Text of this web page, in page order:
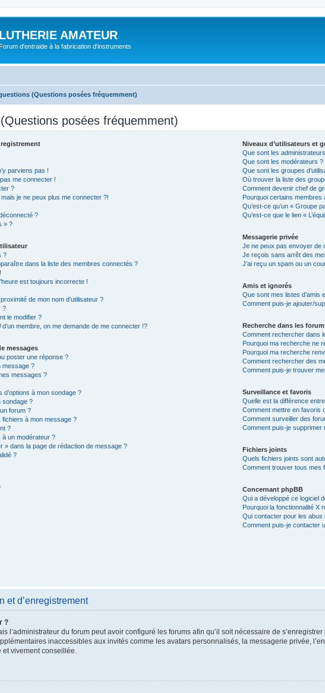
LUTHERIE AMATEUR
d'entraide à la fabrication d'instruments
(Questions posées fréquemment)
posées fréquemment)
parviens pas !
me connecter !
?
je ne peux plus me connecter ?!
?
» ?
?
dans la liste des membres connectés ?
est toujours incorrecte !
de mon nom d’utilisateur ?
?
le modifier ?
d’un membre, on me demande de me connecter !?
messages
poster une réponse ?
message ?
messages ?
d’options à mon sondage ?
sondage ?
forum ?
fichiers à mon message ?
?
un modérateur ?
» dans la page de rédaction de message ?
?
Niveaux d’utilisateurs et
Que sont les
Que sont les modérateurs ?
Que sont les groupes
Où trouver la liste des
Comment devenir chef de
Pourquoi certains
Qu’est-ce qu’un « Groupe
Qu’est-ce que le lien «
Messagerie privée
Je ne peux pas envoyer de
Je reçois sans arrêt des
J’ai reçu un spam ou un
Amis et ignorés
Que sont mes listes d’amis
Comment puis-je ajouter/
Recherche dans les
Comment rechercher dans
Pourquoi ma recherche ne
Pourquoi ma recherche
Comment rechercher des
Comment puis-je trouver
Surveillance et favoris
Quelle est la différence
Comment mettre en favoris
Comment surveiller des
Comment puis-je
Fichiers joints
Quels fichiers joints sont
Comment trouver tous mes
Concernant phpBB
Qui a développé ce logiciel
Pourquoi la fonctionnalité X
Qui contacter pour les
Comment puis-je contacter
et d’enregistrement
?
l’administrateur du forum peut avoir configuré les forums afin qu’il soit nécessaire de
inaccessibles aux invités comme les avatars personnalisés, la messagerie privée,
vivement conseillée.